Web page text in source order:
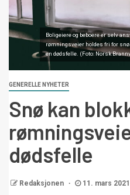
Boligeiere og beboere er selv
rømningsveier holdes fri for
en dødsfelle. (Foto: Norsk
GENERELLE NYHETER
Snø kan
dødsfelle
Redaksjonen 11. mars 2021